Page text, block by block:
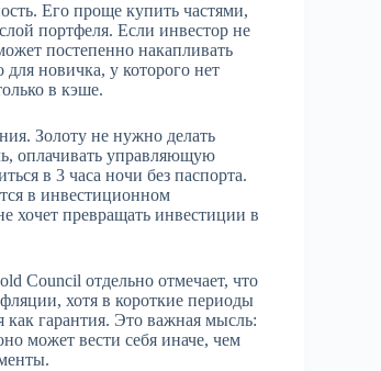
Его проще купить частями,
портфеля. Если инвестор не
постепенно накапливать
новичка, у которого нет
в кэше.
Золоту не нужно делать
оплачивать управляющую
в 3 часа ночи без паспорта.
в инвестиционном
хочет превращать инвестиции в
Council отдельно отмечает, что
хотя в короткие периоды
как гарантия. Это важная мысль:
может вести себя иначе, чем